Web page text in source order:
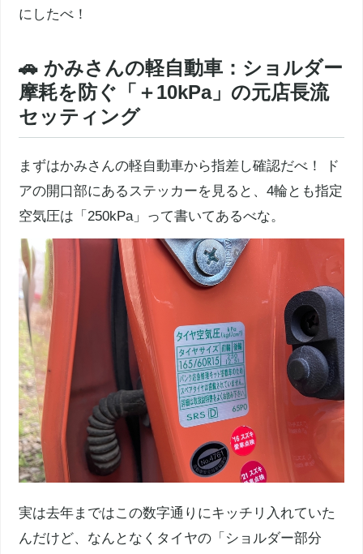
にしたべ！
🚗 かみさんの軽自動車：ショルダー
摩耗を防ぐ「＋10kPa」の元店長流
セッティング
まずはかみさんの軽自動車から指差し確認だべ！ ド
アの開口部にあるステッカーを見ると、4輪とも指定
空気圧は「250kPa」って書いてあるべな。
実は去年まではこの数字通りにキッチリ入れていた
んだけど、なんとなくタイヤの「ショルダー部分